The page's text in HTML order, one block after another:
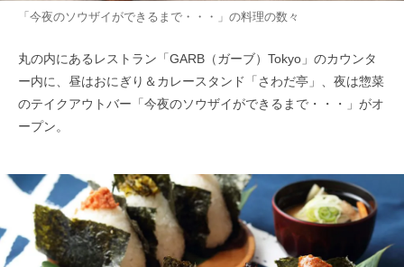
「今夜のソウザイができるまで・・・」の料理の数々
丸の内にあるレストラン「GARB（ガーブ）Tokyo」のカウンタ
ー内に、昼はおにぎり＆カレースタンド「さわだ亭」、夜は惣菜
のテイクアウトバー「今夜のソウザイができるまで・・・」がオ
ープン。